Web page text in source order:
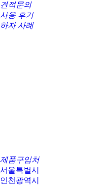
견적문의
사용 후기
하자 사례
제품구입처
서울특별시
인천광역시